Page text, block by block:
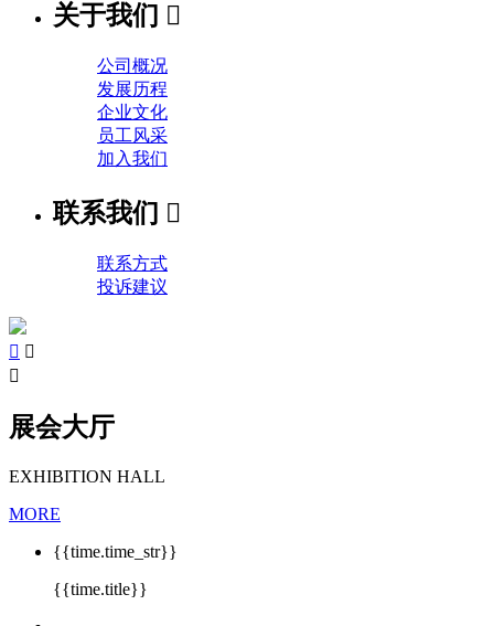
关于我们 
公司概况
发展历程
企业文化
员工风采
加入我们
联系我们 
联系方式
投诉建议
 

展会大厅
EXHIBITION HALL
MORE
{{time.time_str}}
{{time.title}}